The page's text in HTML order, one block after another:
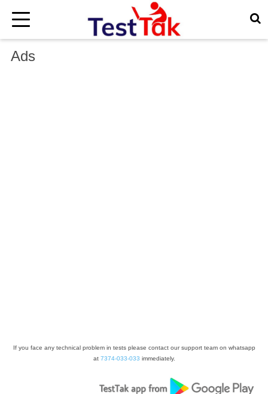
Ads
If you face any technical problem in tests please contact our support team on whatsapp
at 7374-033-033 immediately.
×